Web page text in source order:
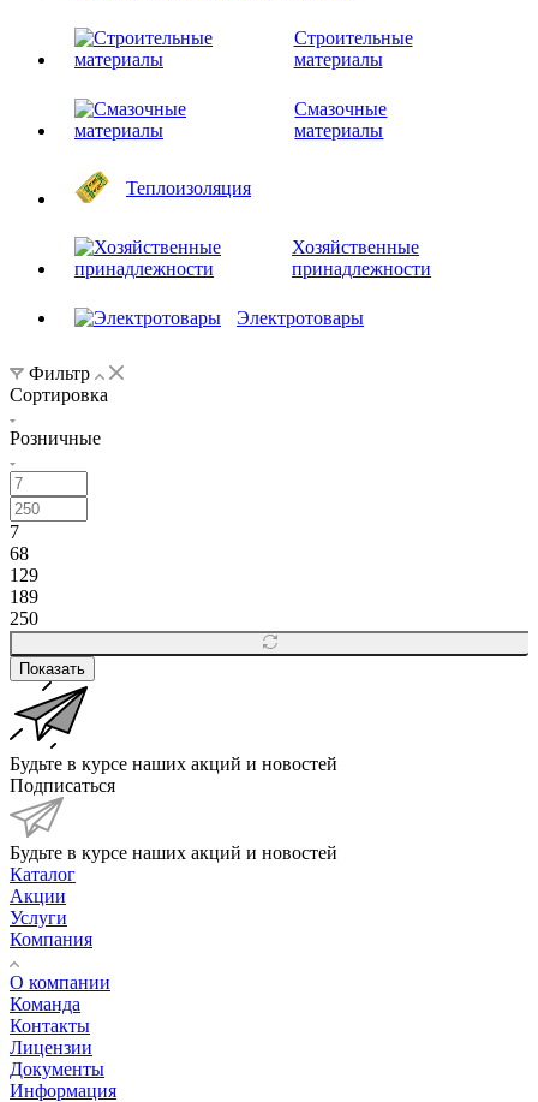
Строительные
материалы
Смазочные
материалы
Теплоизоляция
Хозяйственные
принадлежности
Электротовары
Фильтр
Сортировка
Розничные
7
68
129
189
250
Показать
Будьте в курсе наших акций и новостей
Подписаться
Будьте в курсе наших акций и новостей
Каталог
Акции
Услуги
Компания
О компании
Команда
Контакты
Лицензии
Документы
Информация